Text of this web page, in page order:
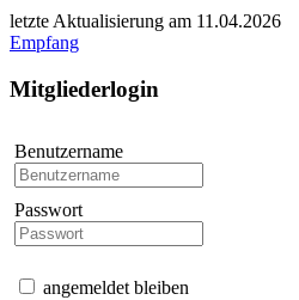
letzte Aktualisierung am 11.04.2026
Empfang
Mitgliederlogin
Benutzername
Passwort
angemeldet bleiben